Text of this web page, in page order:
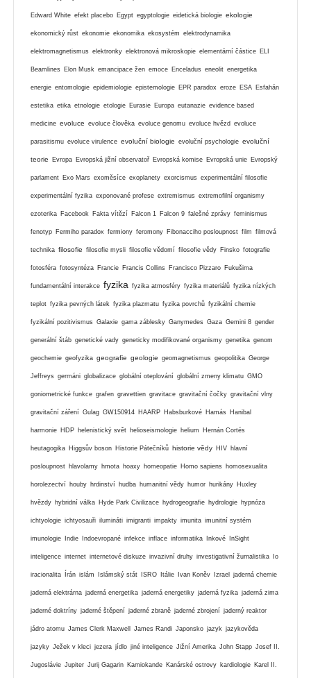
Edward White efekt placebo Egypt egyptologie eidetická biologie ekologie
ekonomický růst ekonomie ekonomika ekosystém elektrodynamika
elektromagnetismus elektronky elektronová mikroskopie elementární částice ELI
Beamlines Elon Musk emancipace žen emoce Enceladus eneolit energetika
energie entomologie epidemiologie epistemologie EPR paradox eroze ESA Esfahán
estetika etika etnologie etologie Eurasie Europa eutanazie evidence based
medicine evoluce evoluce člověka evoluce genomu evoluce hvězd evoluce
parasitismu evoluce virulence evoluční biologie evoluční psychologie evoluční
teorie Evropa Evropská jižní observatoř Evropská komise Evropská unie Evropský
parlament Exo Mars exoměsíce exoplanety exorcismus experimentální filosofie
experimentální fyzika exponované profese extremismus extremofilní organismy
ezoterika Facebook Fakta vítězí Falcon 1 Falcon 9 falešné zprávy feminismus
fenotyp Fermiho paradox fermiony feromony Fibonacciho posloupnost film filmová
technika filosofie filosofie mysli filosofie vědomí filosofie vědy Finsko fotografie
fotosféra fotosyntéza Francie Francis Collins Francisco Pizzaro Fukušima
fundamentální interakce fyzika fyzika atmosféry fyzika materiálů fyzika nízkých
teplot fyzika pevných látek fyzika plazmatu fyzika povrchů fyzikální chemie
fyzikální pozitivismus Galaxie gama záblesky Ganymedes Gaza Gemini 8 gender
generální štáb genetické vady geneticky modifikované organismy genetika genom
geochemie geofyzika geografie geologie geomagnetismus geopolitika George
Jeffreys germáni globalizace globální oteplování globální zmeny klimatu GMO
goniometrické funkce grafen gravettien gravitace gravitační čočky gravitační vlny
gravitační záření Gulag GW150914 HAARP Habsburkové Hamás Hanibal
harmonie HDP helenistický svět helioseismologie helium Hernán Cortés
heutagogika Higgsův boson Historie Pátečníků historie vědy HIV hlavní
posloupnost hlavolamy hmota hoaxy homeopatie Homo sapiens homosexualita
horolezectví houby hrdinství hudba humanitní vědy humor hurikány Huxley
hvězdy hybridní válka Hyde Park Civilizace hydrogeografie hydrologie hypnóza
ichtyologie ichtyosauři ilumináti imigranti impakty imunita imunitní systém
imunologie Indie Indoevropané infekce inflace informatika Inkové InSight
inteligence internet internetové diskuze invazivní druhy investigativní žurnalistika Io
iracionalita Írán islám Islámský stát ISRO Itálie Ivan Koněv Izrael jaderná chemie
jaderná elektrárna jaderná energetika jaderná energetiky jaderná fyzika jaderná zima
jaderné doktríny jaderné štěpení jaderné zbraně jaderné zbrojení jaderný reaktor
jádro atomu James Clerk Maxwell James Randi Japonsko jazyk jazykověda
jazyky Ježek v kleci jezera jídlo jiné inteligence Jižní Amerika John Stapp Josef II.
Jugoslávie Jupiter Jurij Gagarin Kamiokande Kanárské ostrovy kardiologie Karel II.